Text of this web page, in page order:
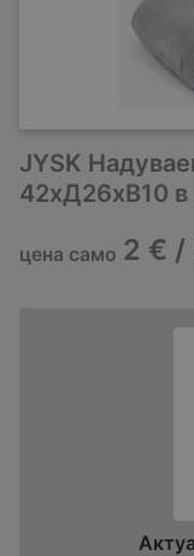
JYSK
42xД26xВ10 в
цена само 2 € /